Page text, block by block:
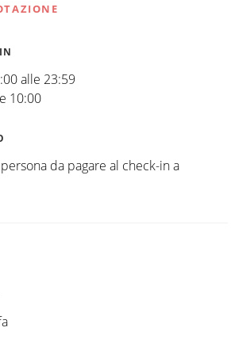
alle 23:59
10:00
da pagare al check-in a